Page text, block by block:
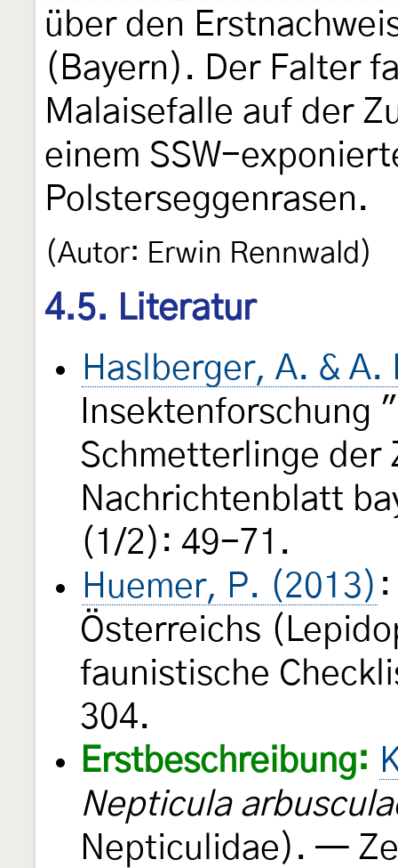
über den
(Bayern). Der Falter
Malaisefalle auf der
einem SSW-
Polsterseggenrasen.
(Autor: Erwin Rennwald)
4.5. Literatur
Haslberger, A. &
Insektenforschung
Schmetterlinge
Nachrichtenblatt
(1/2): 49-71.
Huemer, P. (2013)
Österreichs
faunistische
304.
Erstbeschreibung:
Nepticula
Nepticulidae). —